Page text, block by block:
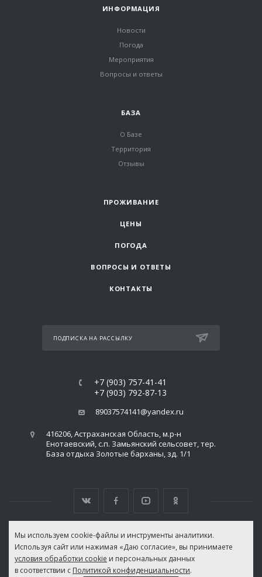
ИНФОРМАЦИЯ
Новости
Погода
Мероприятия
Вопросы и ответы
БАЗА
О Базе
Территория
Отзывы
ПРОЖИВАНИЕ
ЦЕНЫ
ПОГОДА
ВОПРОСЫ И ОТВЕТЫ
КОНТАКТЫ
ПОДПИСКА НА РАССЫЛКУ
+7 (903) 757-41-41
+7 (903) 792-87-13
89037574141@yandex.ru
416206, Астраханская Область, м.р-н
Енотаевский, с.п. Замьянский сельсовет, тер.
База отдыха Золотые барханы, зд. 1/1
ВЕРСИЯ ДЛЯ ПЕЧАТИ
ПОЛИТИКА КОНФИДЕНЦИАЛЬНОСТИ| ПОЛИТИКА ИСПОЛЬЗОВАНИЯ ФАЙЛОВ
Мы используем cookie-файлы и инструменты аналитики.
Используя сайт или нажимая «Даю согласие», вы принимаете
условия обработки cookie и персональных данных
в соответствии с Политикой конфиденциальности.